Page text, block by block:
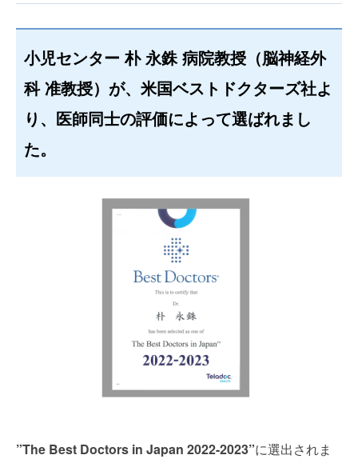
小児センター朴 永銖 病院教授 （脳神経外
科 准教授）が、米国ベストドクターズ社よ
り、医師同士の評価によって選ばれまし
た。
”The Best Doctors in Japan 2022-2023”に選出されま